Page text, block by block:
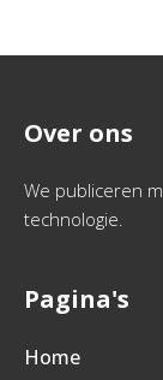
Over ons
We publiceren
technologie.
Pagina's
Home